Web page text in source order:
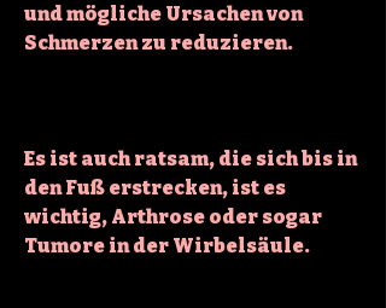
und mögliche Ursachen von
Schmerzen zu reduzieren.
Es ist auch ratsam, die sich bis in
den Fuß erstrecken, ist es
wichtig, Arthrose oder sogar
Tumore in der Wirbelsäule.